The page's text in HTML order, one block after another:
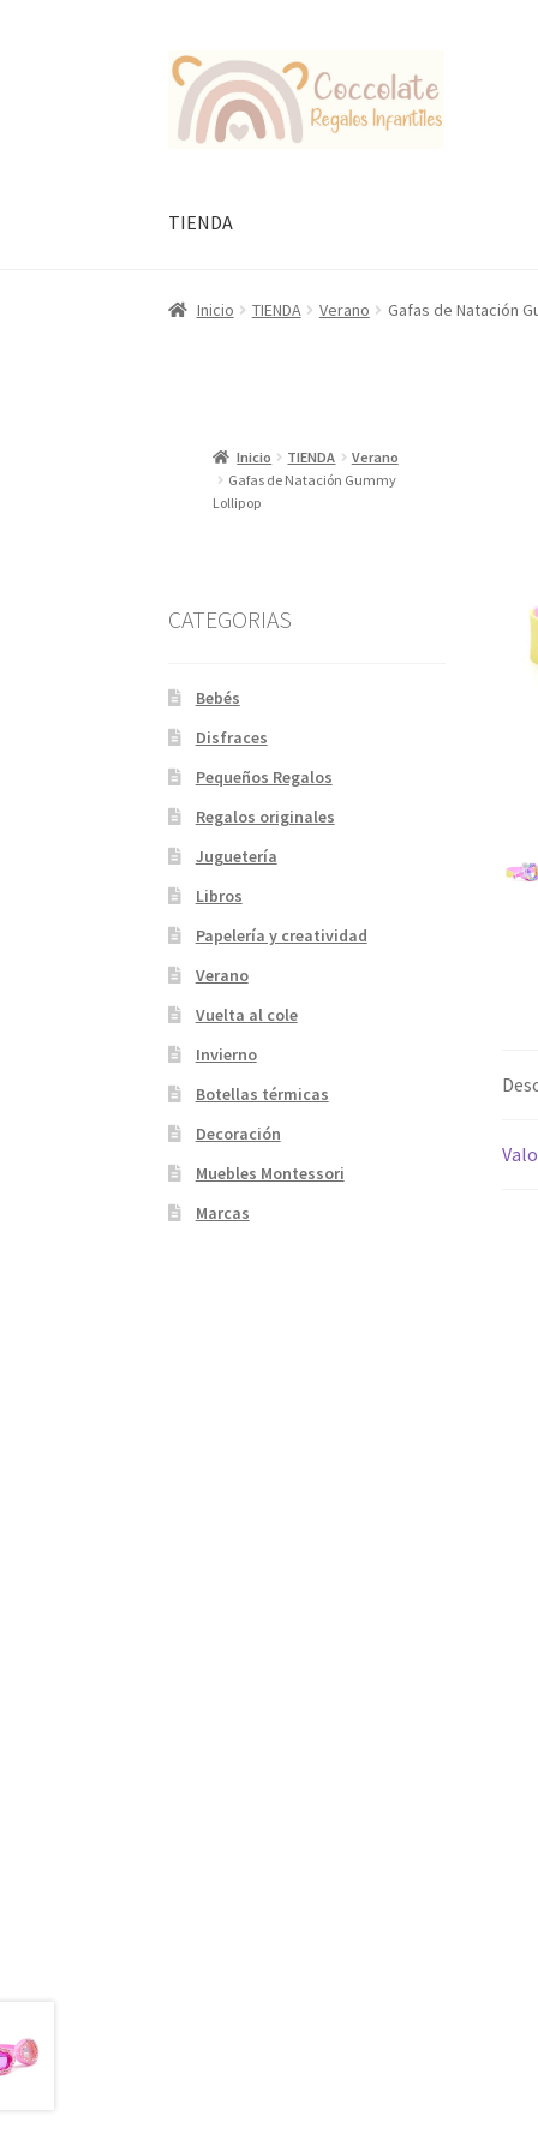
Ir
la
Ir
al
contenido
TIENDA
Inicio TIENDA Verano Gafas de Natación
Inicio TIENDA
Verano
Gafas de Natación Gummy
Lollipop
CATEGORIAS
Bebés
Disfraces
Pequeños Regalos
Regalos originales
Juguetería
Libros
Papelería y creatividad
Verano
Vuelta al cole
Invierno
Botellas térmicas
Decoración
Muebles Montessori
Marcas